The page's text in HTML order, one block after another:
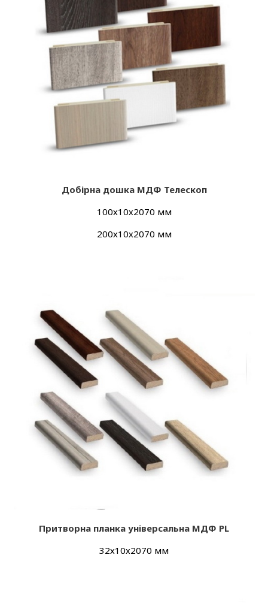
Добірна дошка МДФ Телескоп
100х10х2070 мм
200х10х2070 мм
Притворна планка універсальна МДФ PL
32х10х2070 мм